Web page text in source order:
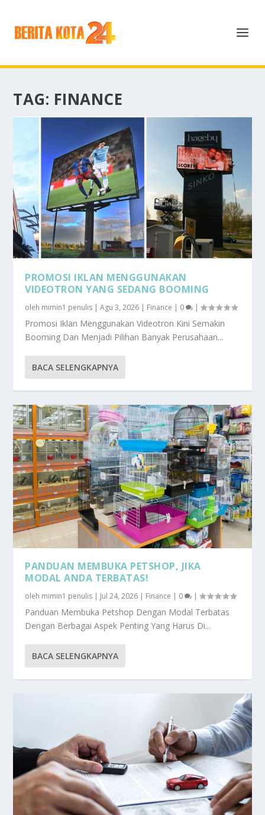
TAG: FINANCE
PROMOSI IKLAN MENGGUNAKAN
VIDEOTRON YANG SEDANG BOOMING
oleh mimin1 penulis |Agu 3, 2026 | Finance | 0 |
Promosi Iklan Menggunakan Videotron Kini Semakin
Booming Dan Menjadi Pilihan Banyak Perusahaan...
BACA SELENGKAPNYA
PANDUAN MEMBUKA PETSHOP, JIKA
MODAL ANDA TERBATAS!
oleh mimin1 penulis | Jul 24, 2026 | Finance | 0 |
Panduan Membuka Petshop Dengan Modal Terbatas
Dengan Berbagai Aspek Penting Yang Harus Di...
BACA SELENGKAPNYA